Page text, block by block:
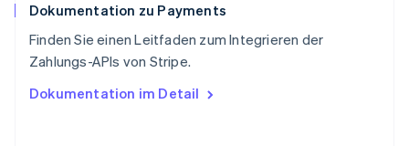
Dokumentation zu Payments
Finden Sie einen Leitfaden zum Integrieren der
Zahlungs-APIs von Stripe.
Dokumentation im Detail
Thailand
Tschechische Republik
English
English